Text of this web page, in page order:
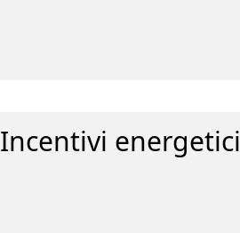
Incentivi energetici